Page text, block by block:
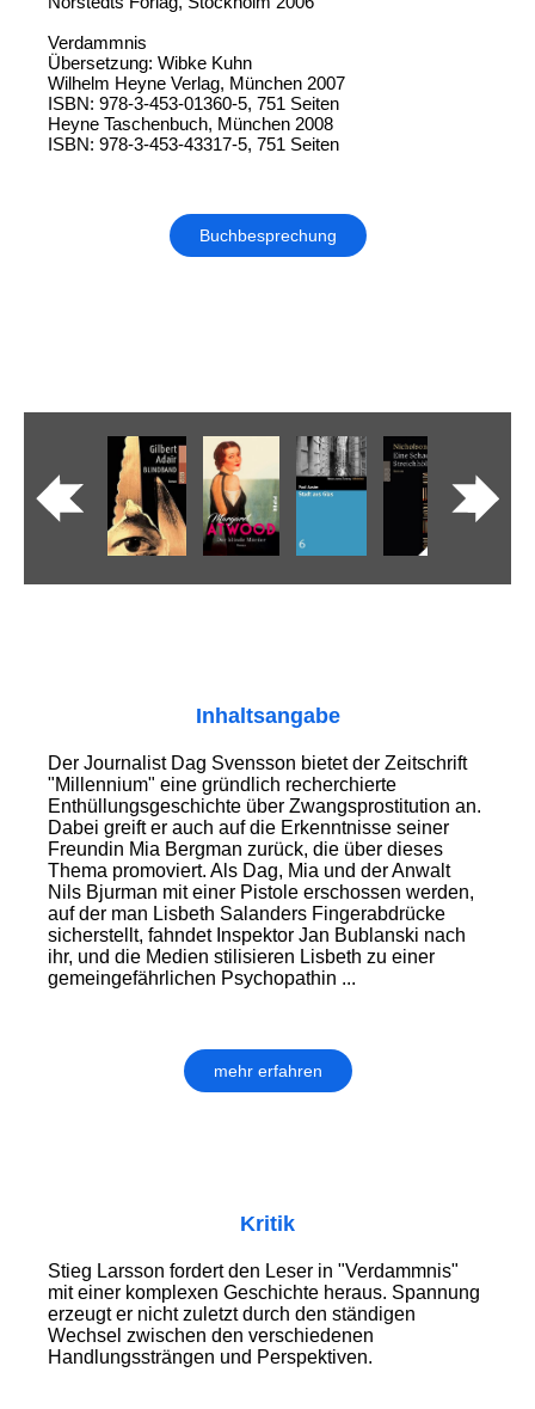
Verdammnis
Übersetzung: Wibke Kuhn
Wilhelm Heyne Verlag, München 2007
ISBN: 978-3-453-01360-5, 751 Seiten
Heyne Taschenbuch, München 2008
ISBN: 978-3-453-43317-5, 751 Seiten
Buchbesprechung
Inhaltsangabe
Der Journalist Dag Svensson bietet der Zeitschrift
"Millennium" eine gründlich recherchierte
Enthüllungsgeschichte über Zwangsprostitution an.
Dabei greift er auch auf die Erkenntnisse seiner
Freundin Mia Bergman zurück, die über dieses
Thema promoviert. Als Dag, Mia und der Anwalt
Nils Bjurman mit einer Pistole erschossen werden,
auf der man Lisbeth Salanders Fingerabdrücke
sicherstellt, fahndet Inspektor Jan Bublanski nach
ihr, und die Medien stilisieren Lisbeth zu einer
gemeingefährlichen Psychopathin ...
mehr erfahren
Kritik
Stieg Larsson fordert den Leser in "Verdammnis"
mit einer komplexen Geschichte heraus. Spannung
erzeugt er nicht zuletzt durch den ständigen
Wechsel zwischen den verschiedenen
Handlungssträngen und Perspektiven.